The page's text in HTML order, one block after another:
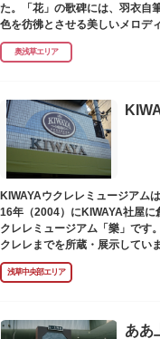
た。「花」の歌碑には、羽衣自
色を彷彿とさせる美しいメロデ
つがれています。
奥浅草エリア
KIWAYAウクレレミュージアム
16年（2004）にKIWAYA社屋に
クレレミュージアム「樂」です
クレレまでを所蔵・展示していま
浅草中央部エリア
ああ